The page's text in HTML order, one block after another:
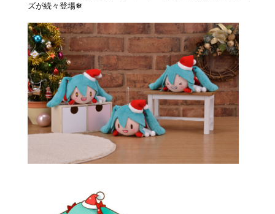
ズが続々登場❅